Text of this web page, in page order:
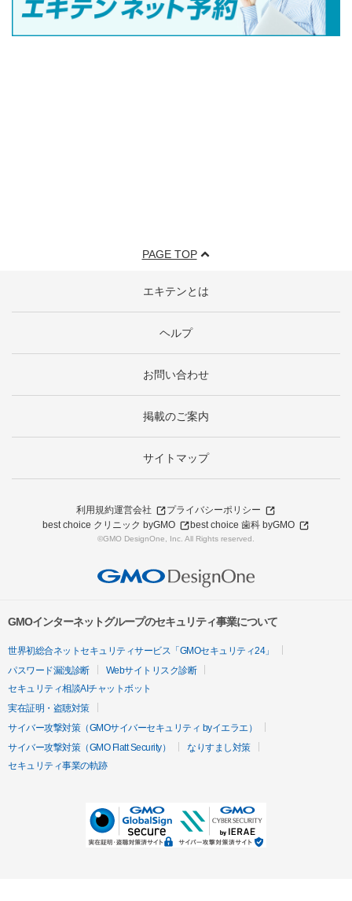
PAGE TOP
エキテンとは
ヘルプ
お問い合わせ
掲載のご案内
サイトマップ
利用規約運営会社
プライバシーポリシー
best choice クリニック byGMO
best choice 歯科 byGMO
©GMO DesignOne, Inc. All Rights reserved.
GMOインターネットグループのセキュリティ事業について
世界初総合ネットセキュリティサービス「GMOセキュリティ24」
パスワード漏洩診断
Webサイトリスク診断
セキュリティ相談AIチャットボット
実在証明・盗聴対策
サイバー攻撃対策（GMOサイバーセキュリティ byイエラエ）
サイバー攻撃対策（GMO Flatt Security）
なりすまし対策
セキュリティ事業の軌跡